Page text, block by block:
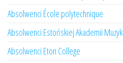
Absolwenci École polytechnique
Absolwenci Estońskiej Akademii
Absolwenci Eton College